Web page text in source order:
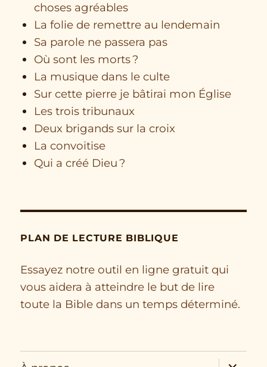
choses agréables
La folie de remettre au lendemain
Sa parole ne passera pas
Où sont les morts ?
La musique dans le culte
Sur cette pierre je bâtirai mon Église
Les trois tribunaux
Deux brigands sur la croix
La convoitise
Qui a créé Dieu ?
PLAN DE LECTURE BIBLIQUE
Essayez notre outil en ligne gratuit qui
vous aidera à atteindre le but de lire
toute la Bible dans un temps déterminé.
expand